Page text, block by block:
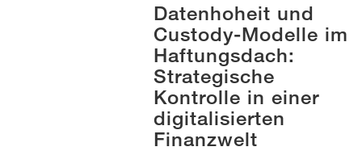
Datenhoheit und
Custody-Modelle im
Haftungsdach:
Strategische
Kontrolle in einer
digitalisierten
Finanzwelt